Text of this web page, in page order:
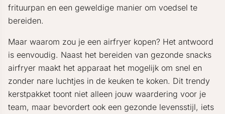
frituurpan en een geweldige manier om voedsel te
bereiden.
Maar waarom zou je een airfryer kopen? Het antwoord
is eenvoudig. Naast het bereiden van gezonde snacks
airfryer maakt het apparaat het mogelijk om snel en
zonder nare luchtjes in de keuken te koken. Dit trendy
kerstpakket toont niet alleen jouw waardering voor je
team, maar bevordert ook een gezonde levensstijl, iets